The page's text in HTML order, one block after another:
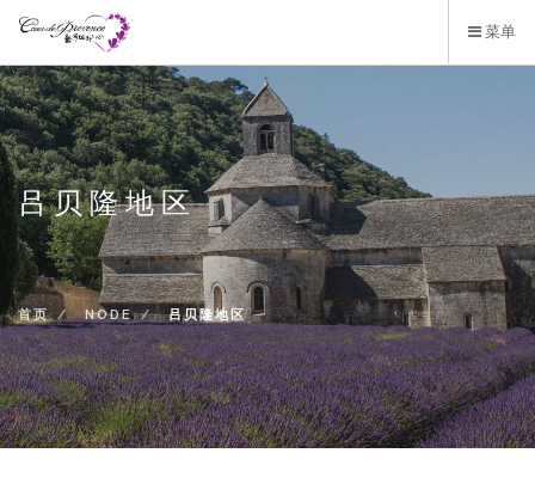
到
主
要
内
容
菜单
吕贝隆地区
首页 NODE 吕贝隆地区